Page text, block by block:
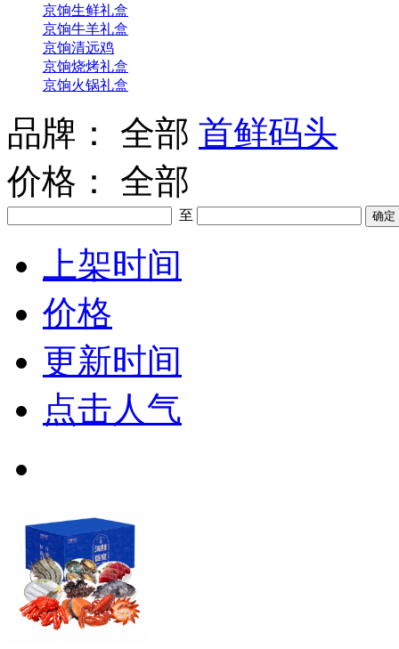
京饷生鲜礼盒
京饷牛羊礼盒
京饷清远鸡
京饷烧烤礼盒
京饷火锅礼盒
品牌： 全部 首鲜码头
价格： 全部
至
上架时间
价格
更新时间
点击人气